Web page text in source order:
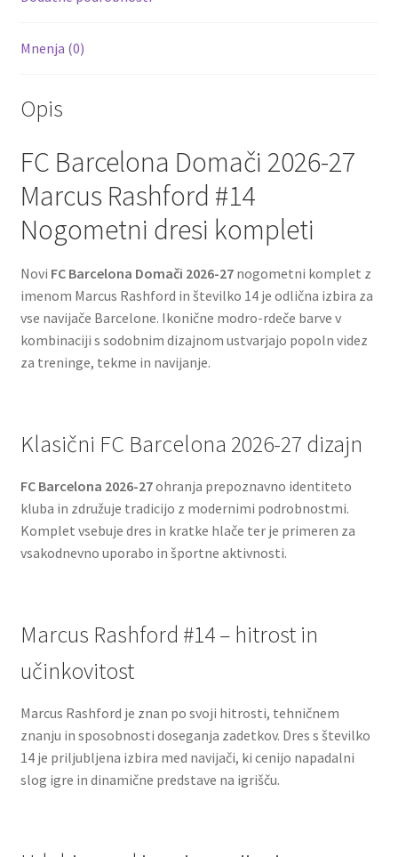
Mnenja (0)
Opis
FC Barcelona Domači 2026-27
Marcus Rashford #14
Nogometni dresi kompleti
Novi FC Barcelona Domači 2026-27nogometni komplet z
imenom Marcus Rashford in številko 14 je odlična izbira za
vse navijače Barcelone. Ikonične modro-rdeče barve v
kombinaciji s sodobnim dizajnom ustvarjajo popoln videz
za treninge, tekme in navijanje.
Klasični FC Barcelona 2026-27 dizajn
FC Barcelona 2026-27ohranja prepoznavno identiteto
kluba in združuje tradicijo z modernimi podrobnostmi.
Komplet vsebuje dres in kratke hlače ter je primeren za
vsakodnevno uporabo in športne aktivnosti.
Marcus Rashford #14 – hitrost in
učinkovitost
Marcus Rashford je znan po svoji hitrosti, tehničnem
znanju in sposobnosti doseganja zadetkov. Dres s številko
14 je priljubljena izbira med navijači, ki cenijo napadalni
slog igre in dinamične predstave na igrišču.